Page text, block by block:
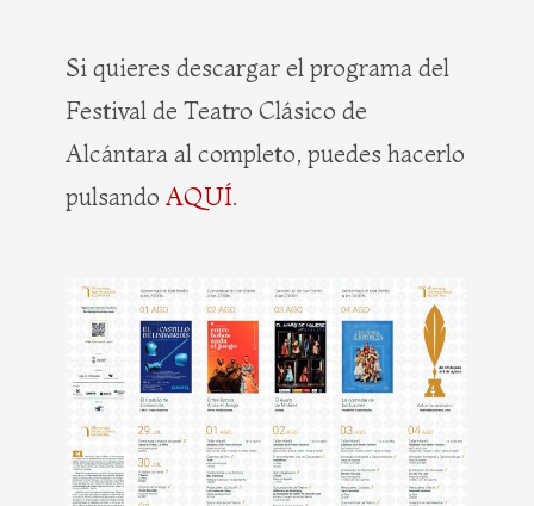
Si quieres descargar el programa del
Festival de Teatro Clásico de
Alcántara al completo, puedes hacerlo
pulsando AQUÍ.